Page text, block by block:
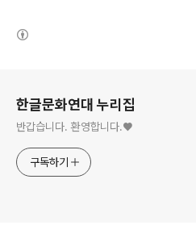
한글문화연대 누리집
반갑습니다. 환영합니다.♥
구독하기